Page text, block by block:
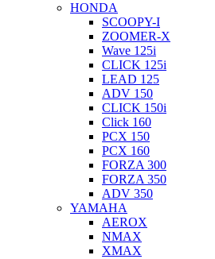
HONDA
SCOOPY-I
ZOOMER-X
Wave 125i
CLICK 125i
LEAD 125
ADV 150
CLICK 150i
Click 160
PCX 150
PCX 160
FORZA 300
FORZA 350
ADV 350
YAMAHA
AEROX
NMAX
XMAX